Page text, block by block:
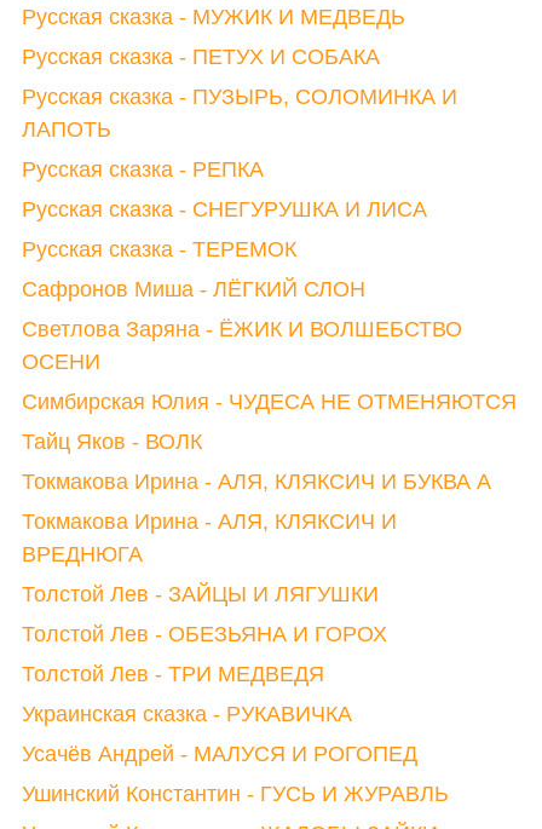
Русская сказка - МУЖИК И МЕДВЕДЬ
Русская сказка - ПЕТУХ И СОБАКА
Русская сказка - ПУЗЫРЬ, СОЛОМИНКА И
ЛАПОТЬ
Русская сказка - РЕПКА
Русская сказка - СНЕГУРУШКА И ЛИСА
Русская сказка - ТЕРЕМОК
Сафронов Миша - ЛЁГКИЙ СЛОН
Светлова Заряна - ЁЖИК И ВОЛШЕБСТВО
ОСЕНИ
Симбирская Юлия - ЧУДЕСА НЕ ОТМЕНЯЮТСЯ
Тайц Яков - ВОЛК
Токмакова Ирина - АЛЯ, КЛЯКСИЧ И БУКВА А
Токмакова Ирина - АЛЯ, КЛЯКСИЧ И
ВРЕДНЮГА
Толстой Лев - ЗАЙЦЫ И ЛЯГУШКИ
Толстой Лев - ОБЕЗЬЯНА И ГОРОХ
Толстой Лев - ТРИ МЕДВЕДЯ
Украинская сказка - РУКАВИЧКА
Усачёв Андрей - МАЛУСЯ И РОГОПЕД
Ушинский Константин - ГУСЬ И ЖУРАВЛЬ